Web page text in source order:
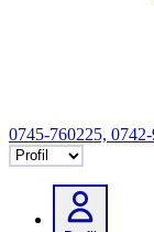
0745-760225,
Selectează tab